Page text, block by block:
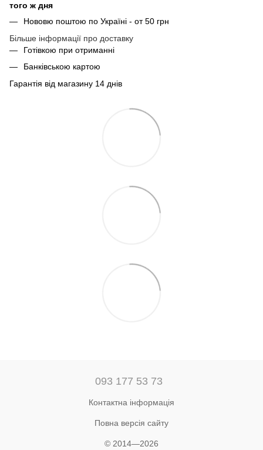
того ж дня
Нововю поштою по Україні - от 50 грн
Більше інформації про доставку
Готівкою при отриманні
Банківською картою
Гарантія від магазину 14 днів
093 177 53 73
Контактна інформація
Повна версія сайту
© 2014—2026